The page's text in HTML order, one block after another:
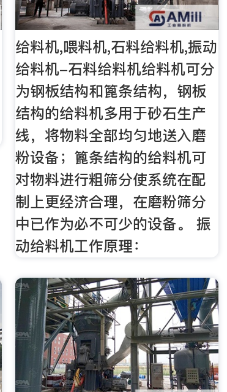
给料机,喂料机,石料给料机,振动
给料机-石料给料机给料机可分
为钢板结构和篦条结构，钢板
结构的给料机多用于砂石生产
线，将物料全部均匀地送入磨
粉设备；篦条结构的给料机可
对物料进行粗筛分使系统在配
制上更经济合理，在磨粉筛分
中已作为必不可少的设备。 振
动给料机工作原理：